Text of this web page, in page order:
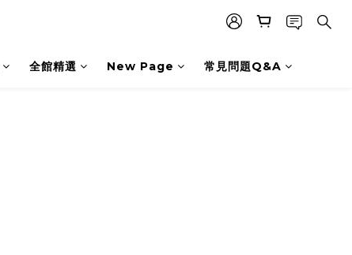
全館精選 New Page 常見問題Q&A